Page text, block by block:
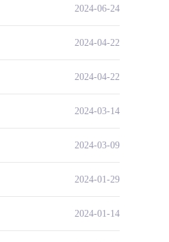
2024-06-24
2024-04-22
2024-04-22
2024-03-14
2024-03-09
2024-01-29
2024-01-14